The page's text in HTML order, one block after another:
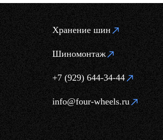
Хранение шин
Шиномонтаж
+7 (929) 644-34-44
info@four-wheels.ru